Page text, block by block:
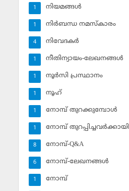
നിയമങ്ങള്‍
1
നിര്‍ബന്ധ നമസ്‌കാരം
1
നിവേദകര്‍
4
നീതിന്യായം-ലേഖനങ്ങള്‍
1
നൂര്‍സി പ്രസ്ഥാനം
1
നൂഹ്‌
1
നോമ്പ് തുറക്കുമ്പോള്‍
1
നോമ്പ് തുറപ്പിച്ചവര്‍ക്കായി
1
നോമ്പ്-Q&A
8
നോമ്പ്-ലേഖനങ്ങള്‍
6
നോമ്പ്‌
1